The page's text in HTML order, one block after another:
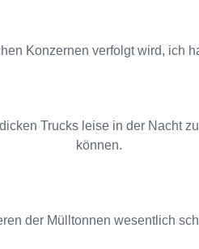
Konzernen verfolgt wird, ich
Trucks leise in der Nacht
können.
der Mülltonnen wesentlich